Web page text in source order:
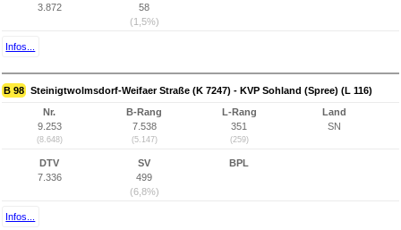
3.872
58
(1,5%)
Infos...
B 98 Steinigtwolmsdorf-Weifaer Straße (K 7247) - KVP Sohland (Spree) (L 116)
Nr.
9.253
(8.648)
B-Rang
7.538
(5.147)
L-Rang
351
(259)
Land
SN
DTV
7.336
SV
499
(6,8%)
BPL
Infos...